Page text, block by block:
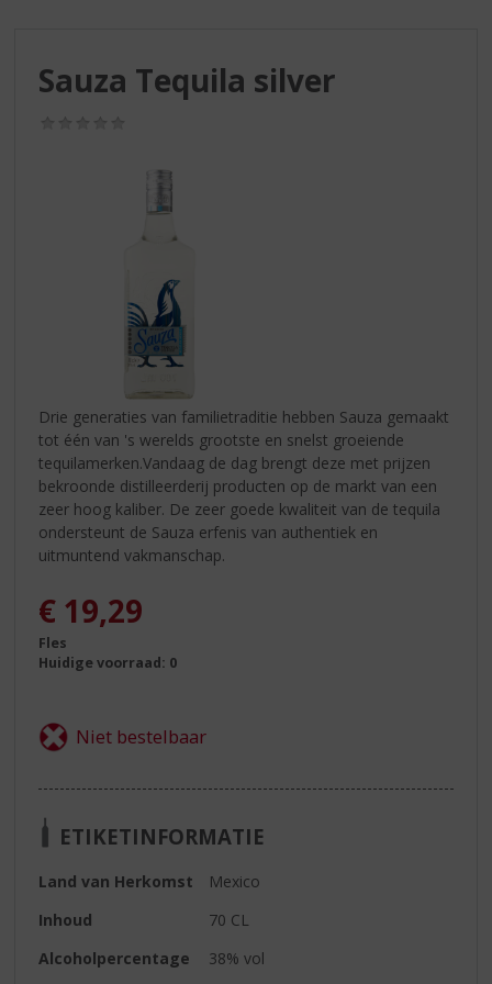
Sauza Tequila silver
Drie generaties van familietraditie hebben Sauza gemaakt
tot één van 's werelds grootste en snelst groeiende
tequilamerken.Vandaag de dag brengt deze met prijzen
bekroonde distilleerderij producten op de markt van een
zeer hoog kaliber. De zeer goede kwaliteit van de tequila
ondersteunt de Sauza erfenis van authentiek en
uitmuntend vakmanschap.
€ 19,29
Fles
Huidige voorraad: 0
ETIKETINFORMATIE
Land van Herkomst
Mexico
Inhoud
70 CL
Alcoholpercentage
38% vol